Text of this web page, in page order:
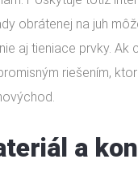
obrátenej na juh
aj tieniace prvky. Ak
riešením,
a